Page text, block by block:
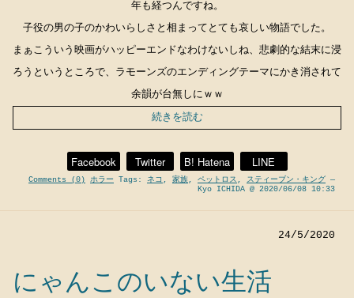
年も経つんですね。
子役の男の子のかわいらしさと相まってとても哀しい物語でした。
まぁこういう映画がハッピーエンドなわけないしね、悲劇的な結末に浸
ろうというところで、ラモーンズのエンディングテーマにかき消されて
余韻が台無しにｗｗ
続きを読む
Facebook Twitter B! Hatena LINE
Comments (0) ホラー Tags: ネコ , 家族, ペットロス , スティーブン・キング —
Kyo ICHIDA @ 2020/06/08 10:33
24/5/2020
にゃんこのいない生活